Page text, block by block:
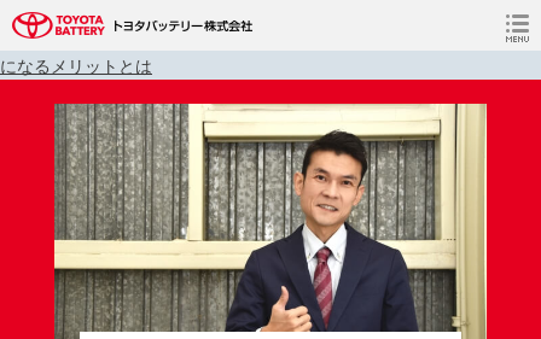
静岡（大森・境宿・新居工場）期間社員採用情報 TOP >コ
ラム> 期間工から正社員になることはできる？社員登用制度や正社員
になるメリットとは